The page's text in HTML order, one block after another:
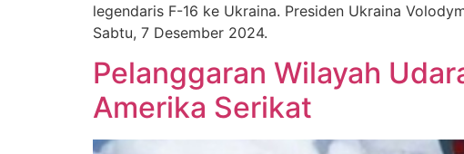
legendaris F-16 ke Ukraina. Presiden Ukraina
Sabtu, 7 Desember 2024.
Pelanggaran Wilayah
Amerika Serikat